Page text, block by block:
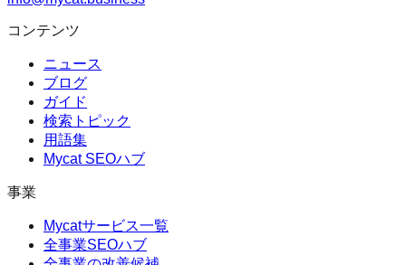
コンテンツ
ニュース
ブログ
ガイド
検索トピック
用語集
Mycat SEOハブ
事業
Mycatサービス一覧
全事業SEOハブ